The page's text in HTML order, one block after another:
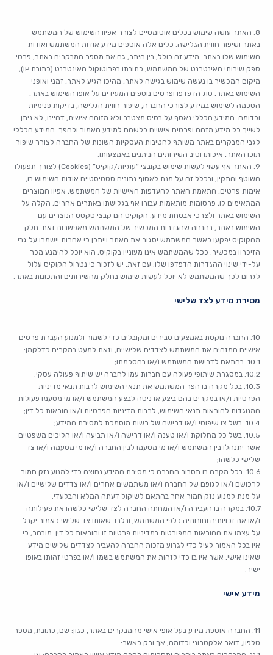
8. האתר עושה שימוש בכלים אוטומטיים לצורך אפיון השימוש של המשתמש
באתר ושיפור חווית הגלישה. כלים אלה אוספים מידע אודות המשתמש ואודות
השימוש שלו באתר. מידע זה כולל, בין היתר, גם את מספר המבקרים באתר, פרטי
ספק שירותי האינטרנט של המשתמש, כתובתו בפרוטוקול האינטרנט (כתובת IP),
מיקום המכשיר בו נעשה שימוש בגישה לאתר, מהיכן הגיע לאתר, זמני ואופני
השימוש באתר, סוג הדפדפן ופרטים נוספים המעידים על אופן השימוש באתר,
הסכמה לשימוש במידע לצורכי החברה, שיפור חווית הגלישה, בדיקות פנימיות
וכדומה. המידע הכללי נאסף על בסיס מצטבר ולא מזוהה אישית, דהיינו, לא ניתן
לשייך כל מידע מזהה ופרטים אישיים כלשהם למידע האמור ולהפך. המידע הכללי
לגבי המבקרים באתר משותף לחטיבות העסקיות השונות של החברה לצורך שיפור
תוכן האתר, איכותו וטיב השירותים הניתנים באמצעותו.
9. האתר אף עשוי לעשות שימוש בקובצי “עוגיות/קוקיס” (Cookies) לצורך תפעולו
השוטף והתקין, ובכלל זה על מנת לאסוף נתונים סטטיסטיים אודות השימוש בו,
אימות פרטים, התאמת האתר להעדפות האישיות של המשתמש, אפיון המוצרים
המתאימים לו, פרסומות מותאמות עבורו אף בגלישתו באתרים אחרים, הקלה על
השימוש באתר ולצרכי אבטחת מידע. הקוקיס הם קבצי טקסט הנוצרים עם
השימוש באתר, בהנחה שהגדרות המכשיר של המשתמש מאפשרות זאת. חלק
מהקוקיס יפקעו כאשר המשתמש יסגור את האתר וייתכן כי אחרות יישמרו על גבי
הזיכרון במכשיר. ככל שהמשתמש אינו מעוניין בקוקיס, הוא יוכל להימנע מכך
על-ידי שינוי ההגדרות הדפדפן שלו. עם זאת, יש לזכור כי נטרול הקוקיס עלול
לגרום לכך שהמשתמש לא יוכל לעשות שימוש בחלק מהשירותים והתכונות באתר.
מסירת מידע לצד שלישי
10. החברה נוקטת באמצעים סבירים ומקובלים כדי לשמור ולמנוע העברת פרטים
אישיים המזהים את המשתמש לצדדים שלישיים, וזאת למעט במקרים כדלקמן:
10.1. בהתאם לדרישת המשתמש ו/או בהסכמתו;
10.2. במסגרת שיתופי פעולה עם חברות עמן לחברה יש שיתוף פעולה עסקי;
10.3. בכל מקרה בו הפר המשתמש את תנאי השימוש לרבות תנאי מדיניות
הפרטיות ו/או במקרים בהם ביצע או ניסה לבצע המשתמש ו/או מי מטעמו פעולות
המנוגדות להוראות תנאי השימוש, לרבות מדיניות הפרטיות ו/או הוראות כל דין;
10.4. בשל צו שיפוטי ו/או דרישה של רשות מוסמכת למסירת המידע;
10.5. בשל כל מחלוקת ו/או טענה ו/או דרישה ו/או תביעה ו/או הליכים משפטיים
אשר יתנהלו בין המשתמש ו/או מי מטעמו לבין החברה ו/או מי מטעמה ו/או צד
שלישי כלשהו;
10.6. בכל מקרה בו תסבור החברה כי מסירת המידע נחוצה כדי למנוע נזק חמור
לרכושם ו/או לגופם של החברה ו/או משתמשים אחרים ו/או צדדים שלישיים ו/או
על מנת למנוע נזק חמור אחר בהתאם לשיקול דעתה המלא והבלעדי;
10.7. במקרה בו העבירה ו/או המחתה החברה לצד שלישי כלשהו את פעילותה
ו/או את זכויותיה וחובותיה כלפי המשתמש, ובלבד שאותו צד שלישי כאמור יקבל
על עצמו את ההוראות המפורטות במדיניות פרטיות זו והוראות כל דין. מובהר, כי
אין בכל האמור לעיל כדי לגרוע מזכות החברה להעביר לצדדים שלישים מידע
שאינו אישי, אשר אין בו כדי לזהות את המשתמש בשמו ו/או בפרטי זהותו באופן
ישיר.
מידע אישי
11. החברה אוספת מידע בעל אופי אישי מהמבקרים באתר, כגון: שם, כתובת, מספר
טלפון, דואר אלקטרוני וכדומה, אך ורק כאשר: